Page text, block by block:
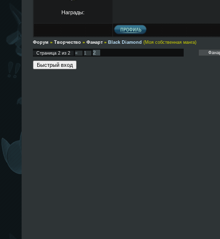
Награды:
Форум » Творчество » Фанарт » Black Diamond (Моя собственная манга)
Страница 2из 2 « 1 2